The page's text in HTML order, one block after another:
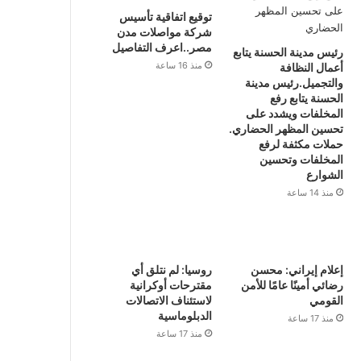
رئيس مدينة الحسنة يتابع
أعمال النظافة
والتجميل.رئيس مدينة
الحسنة يتابع رفع
المخلفات ويشدد على
تحسين المظهر الحضاري.
حملات مكثفة لرفع
المخلفات وتحسين
الشوارع
منذ 14 ساعة
توقيع اتفاقية تأسيس
شركة مواصلات مدن
مصر..اعرف التفاصيل
منذ 16 ساعة
إعلام إيراني: محسن
رضائي أمينًا عامًا للأمن
القومي
منذ 17 ساعة
روسيا: لم نتلق أي
مقترحات أوكرانية
لاستئناف الاتصالات
الدبلوماسية
منذ 17 ساعة